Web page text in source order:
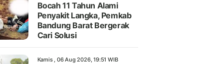
Bocah 11 Tahun Alami
Penyakit Langka, Pemkab
Bandung Barat Bergerak
Cari Solusi
Kamis , 06 Aug 2026, 19:51 WIB